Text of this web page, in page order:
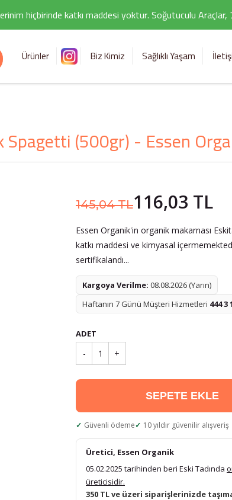
hiçbirinde katkı maddesi yoktur. Soğutuculu
Ürünler Biz Kimiz Sağlıklı Yaşam
Spagetti (500gr) - Essen
145,04 TL116,03 TL
Essen Organik'in organik makarnası
katkı maddesi ve kimyasal
sertifikalandı...
Kargoya Verilme: 08.08.2026 (Yarın)
Haftanın 7 Günü Müşteri Hizmetleri 444 3
ADET
- 1 +
SEPETE EKLE
Güvenli ödeme 10 yıldır güvenilir alışveriş
Üretici, Essen Organik
05.02.2025 tarihinden beri Eski Tadında
üreticisidir.
350 TL ve üzeri siparişlerinizde